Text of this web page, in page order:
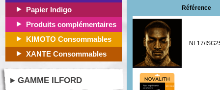
Papier Indigo
Produits complémentaires
KIMOTO Consommables
XANTE Consommables
GAMME ILFORD
Référence
NL17/